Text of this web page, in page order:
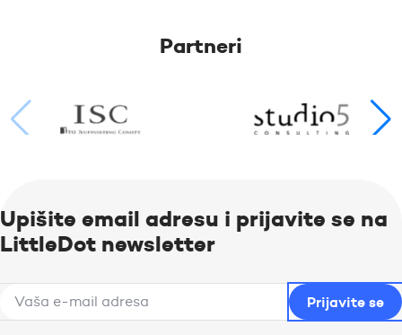
Partneri
Upišite email adresu i prijavite se na
LittleDot newsletter